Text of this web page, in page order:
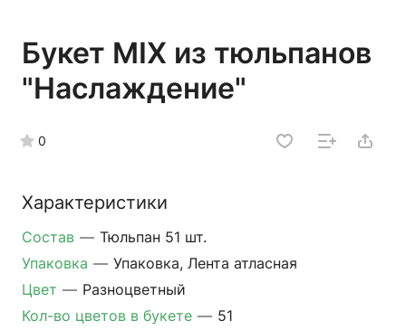
Букет MIX из тюльпанов
"Наслаждение"
0
Характеристики
Состав — Тюльпан 51 шт.
Упаковка — Упаковка, Лента атласная
Цвет — Разноцветный
Кол-во цветов в букете — 51